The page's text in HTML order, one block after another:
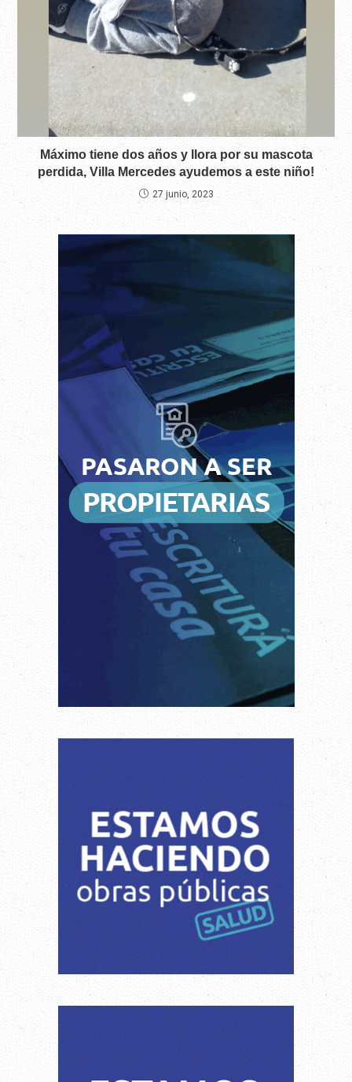
Máximo tiene dos años y llora por su mascota
perdida, Villa Mercedes ayudemos a este niño!
27 junio, 2023